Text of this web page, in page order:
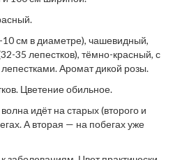
10 см в диаметре), чашевидный,
35 лепестков), тёмно-красный, с
Аромат дикой розы.
Цветение обильное.
идёт на старых (второго и
А вторая — на побегах уже